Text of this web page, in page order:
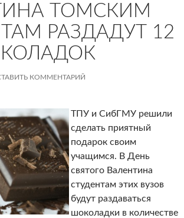
ТОМСКИМ
РАЗДАДУТ 12
КОММЕНТАРИЙ
ТПУ и СибГМУ решили
сделать приятный
подарок своим
учащимся. В День
святого Валентина
студентам этих вузов
будут раздаваться
шоколадки в количестве